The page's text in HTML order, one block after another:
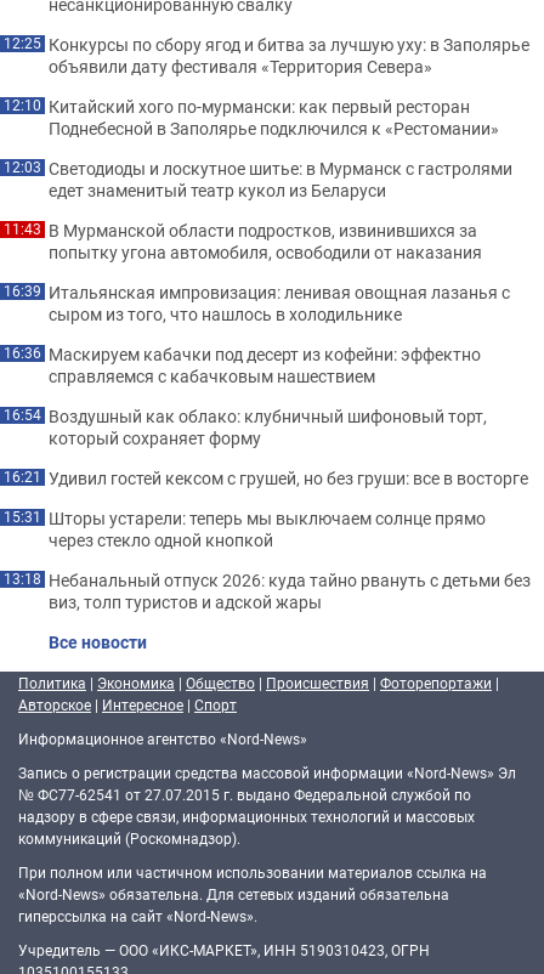
12:25 Конкурсы по сбору ягод и битва за лучшую уху: в Заполярье
объявили дату фестиваля «Территория Севера»
12:10 Китайский хого по-мурмански: как первый ресторан
Поднебесной в Заполярье подключился к «Рестомании»
12:03 Светодиоды и лоскутное шитье: в Мурманск с гастролями
едет знаменитый театр кукол из Беларуси
11:43 В Мурманской области подростков, извинившихся за
попытку угона автомобиля, освободили от наказания
16:39 Итальянская импровизация: ленивая овощная лазанья с
сыром из того, что нашлось в холодильнике
16:36 Маскируем кабачки под десерт из кофейни: эффектно
справляемся с кабачковым нашествием
16:54 Воздушный как облако: клубничный шифоновый торт,
который сохраняет форму
16:21 Удивил гостей кексом с грушей, но без груши: все в восторге
15:31 Шторы устарели: теперь мы выключаем солнце прямо
через стекло одной кнопкой
13:18 Небанальный отпуск 2026: куда тайно рвануть с детьми без
виз, толп туристов и адской жары
Все новости
Политика | Экономика | Общество | Происшествия | Фоторепортажи |
Авторское | Интересное | Спорт
Информационное агентство «Nord-News»
Запись о регистрации средства массовой информации «Nord-News» Эл
№ ФС77-62541 от 27.07.2015 г. выдано Федеральной службой по
надзору в сфере связи, информационных технологий и массовых
коммуникаций (Роскомнадзор).
При полном или частичном использовании материалов ссылка на
«Nord-News» обязательна. Для сетевых изданий обязательна
гиперссылка на сайт «Nord-News».
Учредитель — ООО «ИКС-МАРКЕТ», ИНН 5190310423, ОГРН